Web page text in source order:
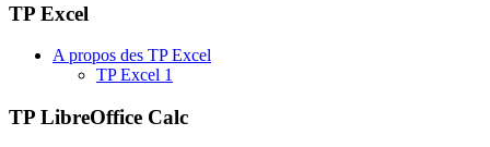
TP Excel
A propos des TP Excel
TP Excel 1
TP LibreOffice Calc